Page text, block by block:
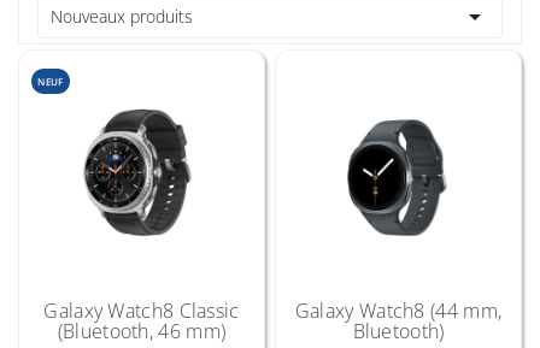
Nouveaux produits 
NEUF
Galaxy Watch8 Classic
(Bluetooth, 46 mm)
Galaxy Watch8 (44 mm,
Bluetooth)